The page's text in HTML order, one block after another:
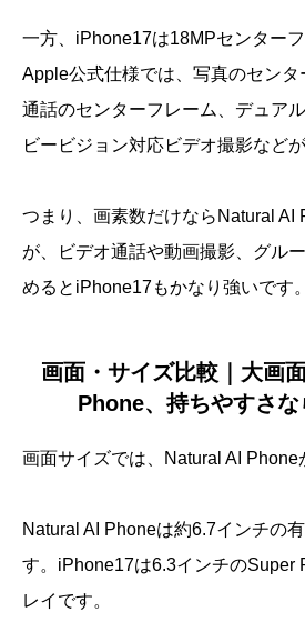
一方、iPhone17は18MPセンターフ
Apple公式仕様では、写真のセンタ
通話のセンターフレーム、デュア
ビービジョン対応ビデオ撮影など
つまり、画素数だけならNatural AI
が、ビデオ通話や動画撮影、グル
めるとiPhone17もかなり強いです。
画面・サイズ比較｜大画
Phone、持ちやすさ
画面サイズでは、Natural AI Phone
Natural AI Phoneは約6.7インチの
す。iPhone17は6.3インチのSuper
レイです。